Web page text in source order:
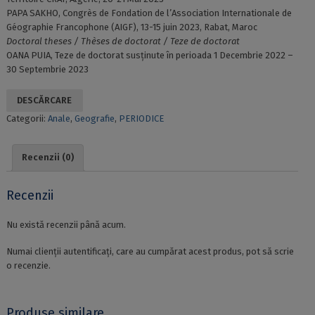
PAPA SAKHO, Congrès de Fondation de l’Association Internationale de
Géographie Francophone (AIGF), 13-15 juin 2023, Rabat, Maroc
Doctoral theses / Thèses de doctorat / Teze de doctorat
OANA PUIA, Teze de doctorat susţinute în perioada 1 Decembrie 2022 –
30 Septembrie 2023
DESCĂRCARE
Categorii: Anale, Geografie, PERIODICE
Recenzii (0)
Recenzii
Nu există recenzii până acum.
Numai clienții autentificați, care au cumpărat acest produs, pot să scrie
o recenzie.